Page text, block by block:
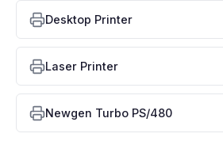
Desktop Printer
Laser Printer
Newgen Turbo PS/480